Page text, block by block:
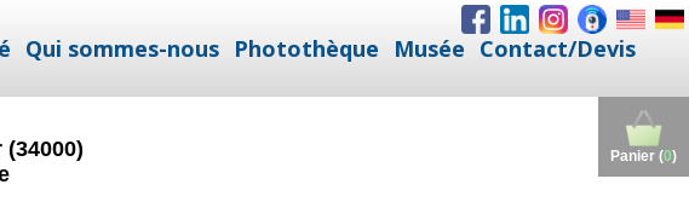
Qui sommes-nous Photothèque Musée Contact/Devis